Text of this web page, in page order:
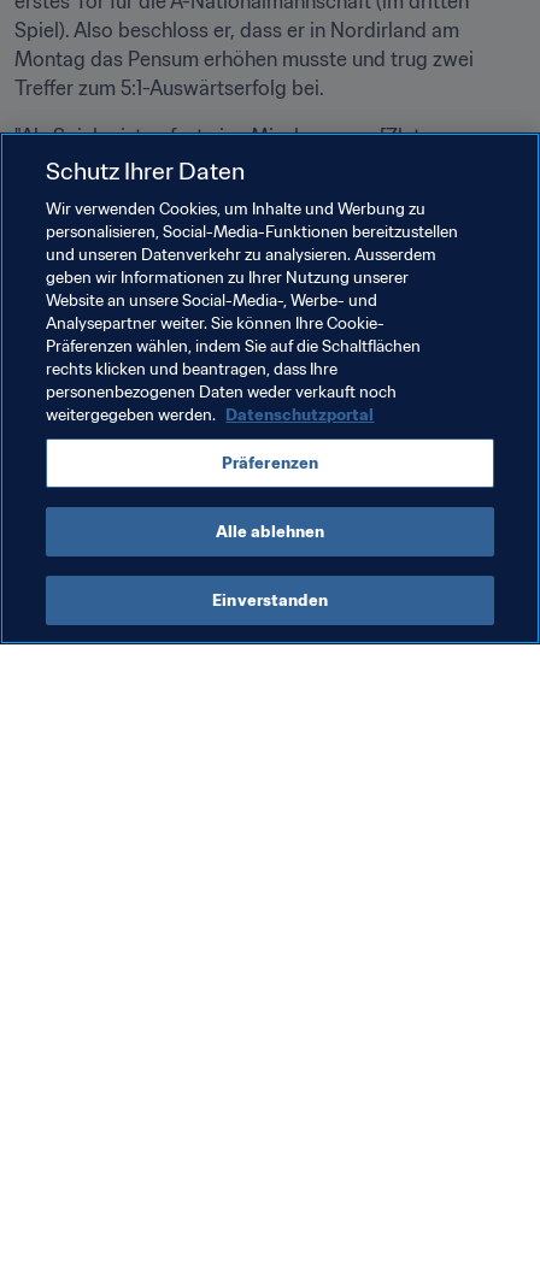
Spiel). Also beschloss er, dass er in Nordirland am
Montag das Pensum erhöhen musste und trug zwei
Treffer zum 5:1-Auswärtserfolg bei.
"Als Spieler ist er fast eine Mischung aus [Zlatan
auf jeden Fall sagen, dass er sehr bescheiden ist, obwohl
für ihn in den vergangenen Jahren alles unglaublich
schnell gegangen ist."
8. Wenn du lange im Ausland lebst, ändert
sich dein Vorname
Schutz Ihrer Daten
Wir verwenden Cookies, um Inhalte und Werbung zu
personalisieren, Social-Media-Funktionen bereitzustellen
und unseren Datenverkehr zu analysieren. Ausserdem
geben wir Informationen zu Ihrer Nutzung unserer
Website an unsere Social-Media-, Werbe- und
Analysepartner weiter. Sie können Ihre Cookie-
Präferenzen wählen, indem Sie auf die Schaltflächen
rechts klicken und beantragen, dass Ihre
personenbezogenen Daten weder verkauft noch
weitergegeben werden. Datenschutzportal
Präferenzen
Alle ablehnen
Einverstanden